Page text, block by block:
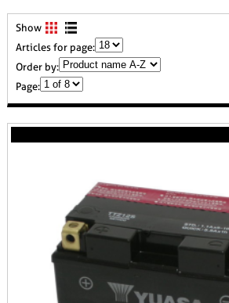
Show
Articles for page:
Order by:
Page: